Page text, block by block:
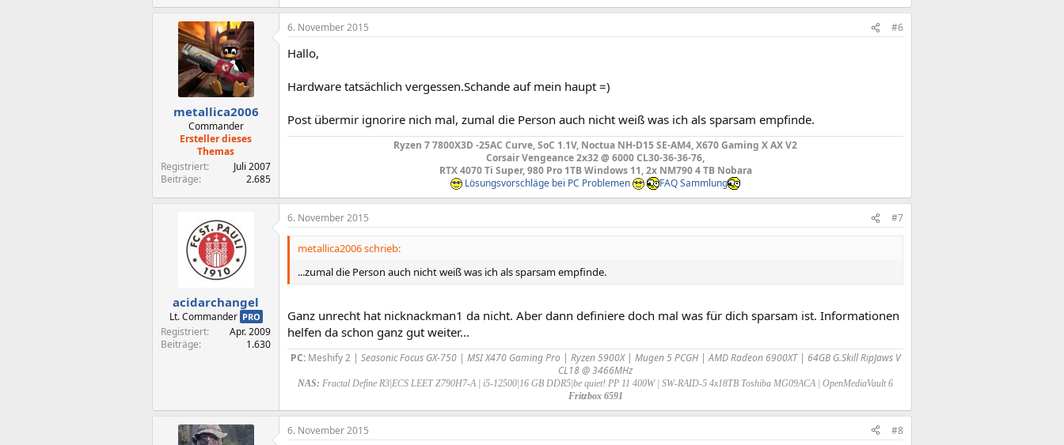
metallica2006
Commander
Ersteller dieses
Themas
Registriert
Juli 2007
Beiträge
2.685
6. November 2015 #6
Hallo,
Hardware tatsächlich vergessen.Schande auf mein haupt =)
Post übermir ignorire nich mal, zumal die Person auch nicht weiß was ich als sparsam empfinde.
Ryzen 7 7800X3D -25AC Curve, SoC 1.1V, Noctua NH-D15 SE-AM4, X670 Gaming X AX V2
Corsair Vengeance 2x32 @ 6000 CL30-36-36-76,
RTX 4070 Ti Super, 980 Pro 1TB Windows 11, 2x NM790 4 TB Nobara
Lösungsvorschläge bei PC Problemen
FAQ Sammlung
acidarchangel
Lt. Commander PRO
Registriert
Apr. 2009
Beiträge
1.630
6. November 2015 #7
metallica2006 schrieb:
...zumal die Person auch nicht weiß was ich als sparsam empfinde.
Ganz unrecht hat nicknackman1 da nicht. Aber dann definiere doch mal was für dich sparsam ist. Informationen
helfen da schon ganz gut weiter...
PC:Meshify 2| Seasonic Focus GX-750 | MSI X470 Gaming Pro | Ryzen 5900X | Mugen 5 PCGH | AMD Radeon 6900XT | 64GB G.Skill RipJaws V
CL18 @ 3466MHz
NAS: Fractal Define R3|ECS LEET Z790H7-A | i5-12500|16 GB DDR5|be quiet! PP 11 400W | SW-RAID-5 4x18TB Toshiba MG09ACA | OpenMediaVault 6
Fritzbox 6591
6. November 2015 #8